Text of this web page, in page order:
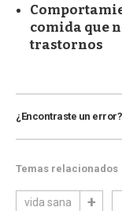
comida que
trastornos
¿Encontraste un error?
Temas relacionados
vida sana